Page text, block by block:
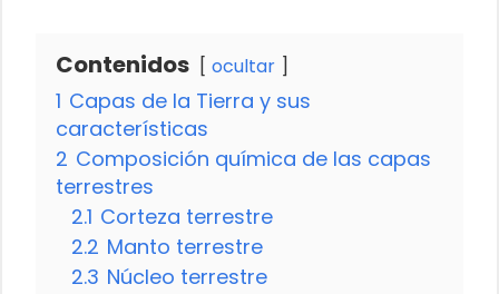
Contenidos ocultar
1 Capas de la Tierra y sus
características
2 Composición química de las capas
terrestres
2.1 Corteza terrestre
2.2 Manto terrestre
2.3 Núcleo terrestre